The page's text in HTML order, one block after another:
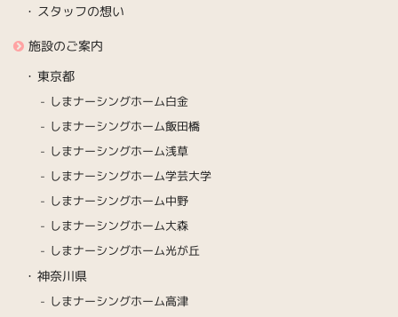
スタッフの想い
施設のご案内
東京都
しまナーシングホーム白金
しまナーシングホーム飯田橋
しまナーシングホーム浅草
しまナーシングホーム学芸大学
しまナーシングホーム中野
しまナーシングホーム大森
しまナーシングホーム光が丘
神奈川県
しまナーシングホーム高津